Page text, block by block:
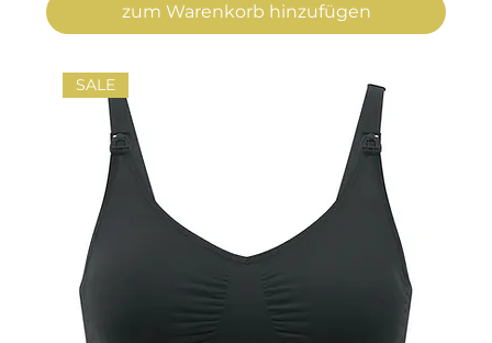
zum Warenkorb hinzufügen
SALE